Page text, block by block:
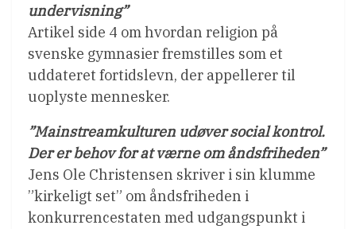
undervisning”
Artikel side 4 om hvordan religion på
svenske gymnasier fremstilles som et
uddateret fortidslevn, der appellerer til
uoplyste mennesker.
”Mainstreamkulturen udøver social kontrol.
Der er behov for at værne om åndsfriheden”
Jens Ole Christensen skriver i sin klumme
”kirkeligt set” om åndsfriheden i
konkurrencestaten med udgangspunkt i